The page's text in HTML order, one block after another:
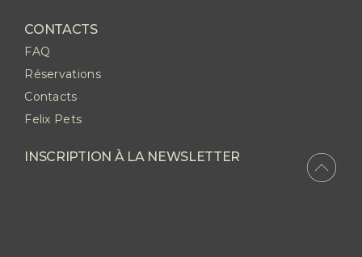
CONTACTS
FAQ
Réservations
Contacts
Felix Pets
INSCRIPTION À LA NEWSLETTER